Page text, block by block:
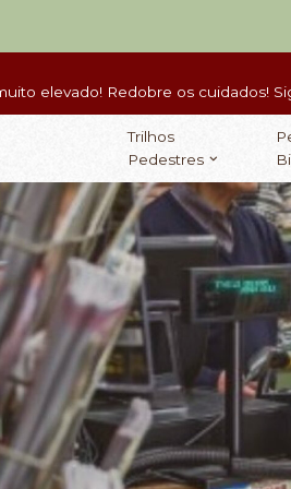
elevado! Redobre os cuidados!
Trilhos
Pedestres